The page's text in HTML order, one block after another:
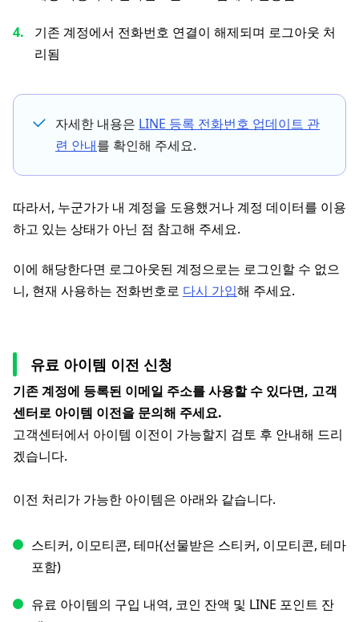
기존 계정에서 전화번호 연결이 해제되며 로그아웃 처
리됨
자세한 내용은 LINE 등록 전화번호 업데이트 관
련 안내를 확인해 주세요.
따라서, 누군가가 내 계정을 도용했거나 계정 데이터를 이용
하고 있는 상태가 아닌 점 참고해 주세요.
이에 해당한다면 로그아웃된 계정으로는 로그인할 수 없으
니, 현재 사용하는 전화번호로 다시 가입해 주세요.
유료 아이템 이전 신청
기존 계정에 등록된 이메일 주소를 사용할 수 있다면, 고객
센터로 아이템 이전을 문의해 주세요.
고객센터에서 아이템 이전이 가능할지 검토 후 안내해 드리
겠습니다.
이전 처리가 가능한 아이템은 아래와 같습니다.
스티커, 이모티콘, 테마(선물받은 스티커, 이모티콘, 테마
포함)
유료 아이템의 구입 내역, 코인 잔액 및 LINE 포인트 잔